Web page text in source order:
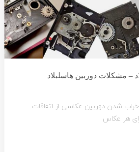
– مشکلات دوربین هاسلبلاد
خراب شدن دوربین عکاسی از اتفاقات
هر عکاس